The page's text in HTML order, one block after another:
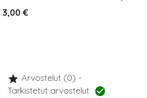
Hinta
3,00 €
 Arvostelut (0) -
Tarkistetut arvostelut 